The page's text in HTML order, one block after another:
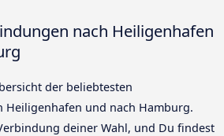
nach Heiligenhafen
der beliebtesten
Heiligenhafen und nach Hamburg.
deiner Wahl, und Du findest